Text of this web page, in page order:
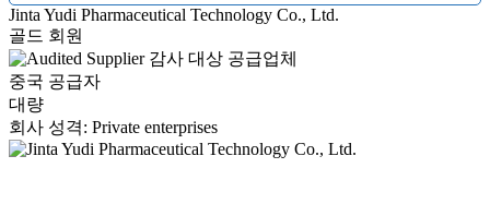
Jinta Yudi Pharmaceutical Technology Co., Ltd.
골드 회원
감사 대상 공급업체
중국 공급자
대량
회사 성격: Private enterprises